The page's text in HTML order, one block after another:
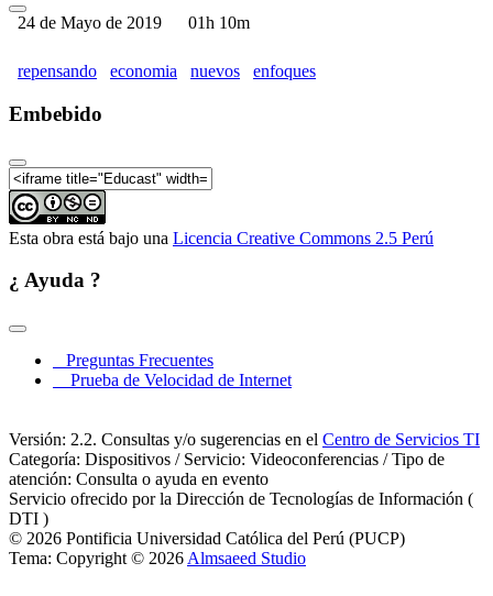
debates" - - Parte 05
debates" - Parte 06
24 de Mayo de 2019 01h 10m
repensando economia nuevos enfoques
Embebido
Esta obra está bajo una Licencia Creative Commons 2.5 Perú
¿ Ayuda ?
Preguntas Frecuentes
Prueba de Velocidad de Internet
Versión: 2.2. Consultas y/o sugerencias en el Centro de Servicios TI
Categoría: Dispositivos / Servicio: Videoconferencias / Tipo de
atención: Consulta o ayuda en evento
Servicio ofrecido por la Dirección de Tecnologías de Información (
DTI )
© 2026 Pontificia Universidad Católica del Perú (PUCP)
Tema: Copyright © 2026 Almsaeed Studio